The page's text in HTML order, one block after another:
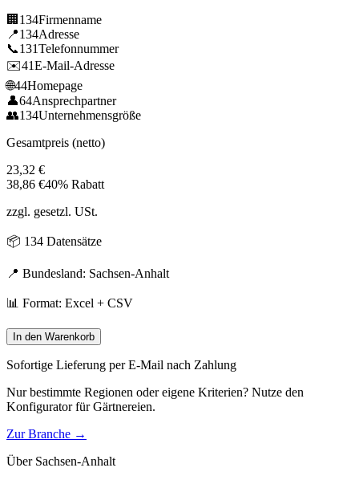
🏢 134Firmenname
📍134Adresse
📞131Telefonnummer
✉️41E-Mail-Adresse
🌐44Homepage
👤64Ansprechpartner
👥134Unternehmensgröße
Gesamtpreis (netto)
23,32 €
38,86 €40% Rabatt
zzgl. gesetzl. USt.
📦 134 Datensätze
📍 Bundesland: Sachsen-Anhalt
📊 Format: Excel + CSV
In den Warenkorb
Sofortige Lieferung per E-Mail nach Zahlung
Nur bestimmte Regionen oder eigene Kriterien? Nutze den
Konfigurator fürGärtnereien.
Zur Branche →
Über Sachsen-Anhalt